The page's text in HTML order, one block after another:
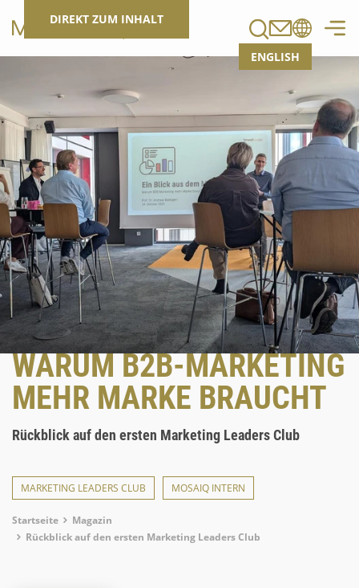
DIREKT ZUM INHALT
ENGLISH
WARUM B2B-MARKETING
MEHR MARKE BRAUCHT
Rückblick auf den ersten Marketing Leaders Club
MARKETING LEADERS CLUB MOSAIQ INTERN
Breadcrumb
Startseite
Magazin
Rückblick auf den ersten Marketing Leaders Club